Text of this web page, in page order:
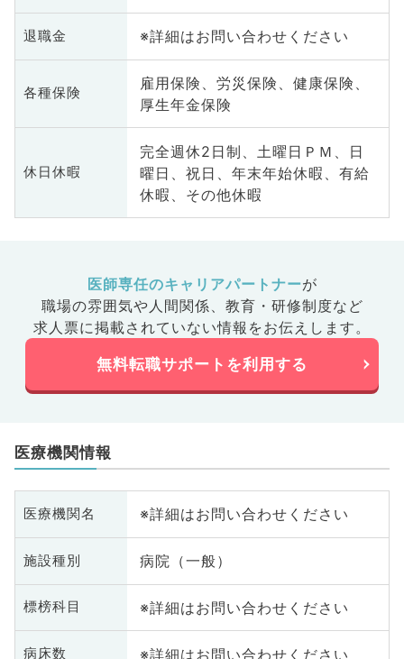
退職金 ※詳細はお問い合わせください
各種保険
雇用保険、労災保険、健康保険、
厚生年金保険
休日休暇
完全週休2日制、土曜日ＰＭ、日
曜日、祝日、年末年始休暇、有給
休暇、その他休暇
医師専任のキャリアパートナーが
職場の雰囲気や人間関係、 教育・研修制度など
求人票に掲載されていない情報をお伝えします。
無料転職サポートを利用する
医療機関情報
医療機関名 ※詳細はお問い合わせください
施設種別 病院（一般）
標榜科目 ※詳細はお問い合わせください
病床数 ※詳細はお問い合わせください